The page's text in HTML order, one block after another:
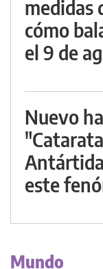
medidas
cómo
el 9 de
Nuevo
este
Mundo